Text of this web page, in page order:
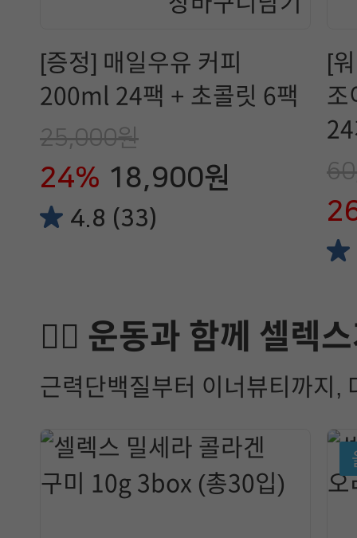
[증정] 매일우유 커피
200ml 24팩 + 초콜릿 6팩
25,000원
24% 18,900원
4.8 (33)
[
조이 디즈니
🏋️‍♂️ 운동과 함께 셀렉
근력단백질부터 이너뷰티까지,